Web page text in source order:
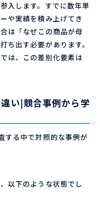
入します。すでに数年単
や実績を積み上げてき
は「なぜこの商品が母
ち出す必要があります。
は、この差別化要素は
い|競合事例から学
する中で対照的な事例が
以下のような状態でし